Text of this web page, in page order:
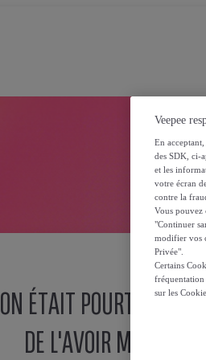
ON ÉTAIT POURTANT
DE L'AVOIR MISE ICI !
Veepee
En
des SDK, ci-
et les
votre écran
contre la
Vous pouvez
"Continuer
modifier vos
Privée".
Certains
fréquentation
sur les